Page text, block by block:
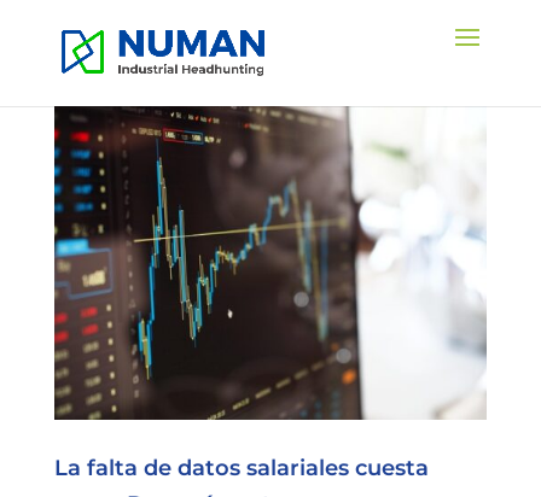
La falta de datos salariales cuesta